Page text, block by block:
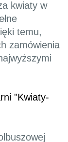
kwiaty w
temu,
zamówienia
"Kwiaty-